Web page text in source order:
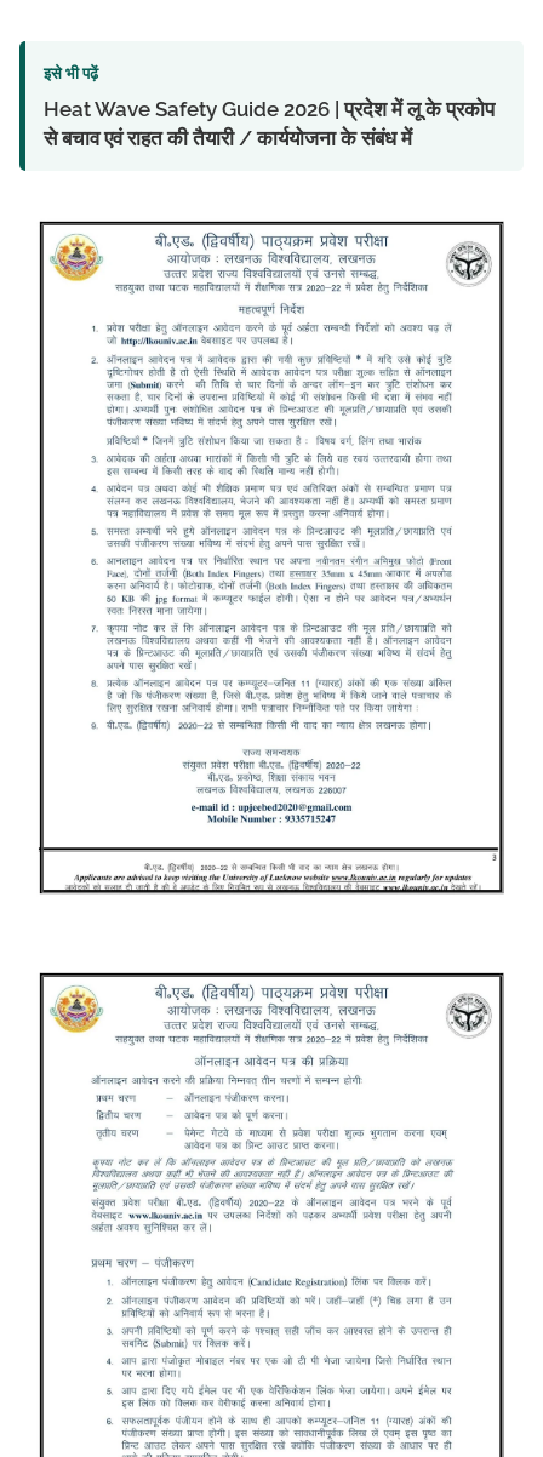
इसे भी पढ़ें
Heat Wave Safety Guide 2026 | प्रदेश में लू के प्रकोप
से बचाव एवं राहत की तैयारी / कार्ययोजना के संबंध में